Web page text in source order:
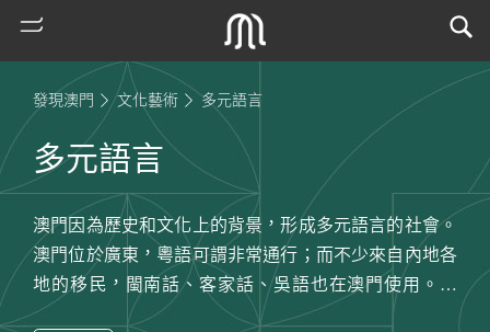
發現澳門 文化藝術 多元語言
多元語言
澳門因為歷史和文化上的背景，形成多元語言的社會。
澳門位於廣東，粵語可謂非常通行；而不少來自內地各
地的移民，閩南話、客家話、吳語也在澳門使用。此
外，普通話作為中國和世界華人通用的語言，在社會生